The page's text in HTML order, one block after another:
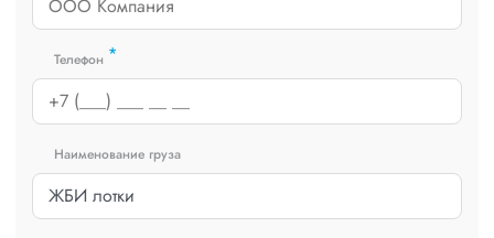
Телефон *
Наименование груза